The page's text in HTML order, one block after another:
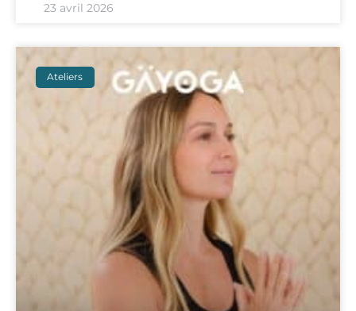
23 avril 2026
Ateliers